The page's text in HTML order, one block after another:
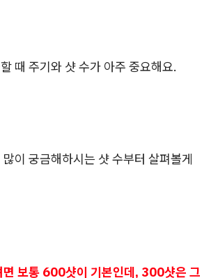
때 주기와 샷 수가 아주 중요해요.
이 궁금해하시는 샷 수부터 살펴볼게
면 보통 600샷이 기본인데, 300샷은 그